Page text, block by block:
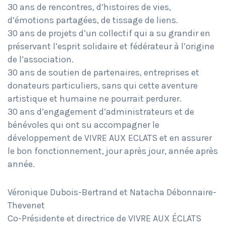
30 ans de rencontres, d’histoires de vies,
d’émotions partagées, de tissage de liens.
30 ans de projets d’un collectif qui a su grandir en
préservant l’esprit solidaire et fédérateur à l’origine
de l’association.
30 ans de soutien de partenaires, entreprises et
donateurs particuliers, sans qui cette aventure
artistique et humaine ne pourrait perdurer.
30 ans d’engagement d’administrateurs et de
bénévoles qui ont su accompagner le
développement de VIVRE AUX ECLATS et en assurer
le bon fonctionnement, jour après jour, année après
année.
Véronique Dubois-Bertrand et Natacha Débonnaire-
Thevenet
Co-Présidente et directrice de VIVRE AUX ÉCLATS